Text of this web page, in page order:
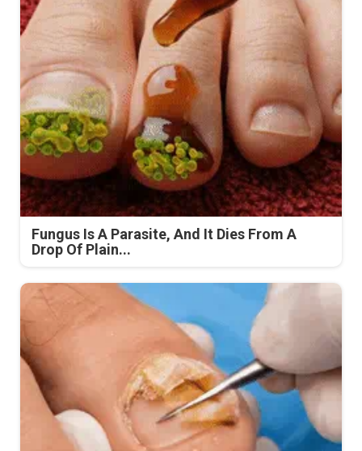
Fungus Is A Parasite, And It Dies From A
Drop Of Plain...